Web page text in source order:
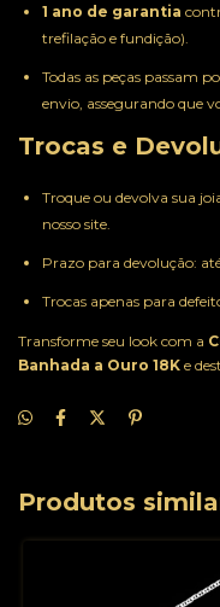
1 ano de garantia
trefilação e fundição).
Todas as peças passam
envio, assegurando que
Trocas e
Troque ou devolva sua
nosso site.
Prazo para devolução:
Trocas apenas para
Transforme seu look com a
Banhada a Ouro 18K e
Produtos